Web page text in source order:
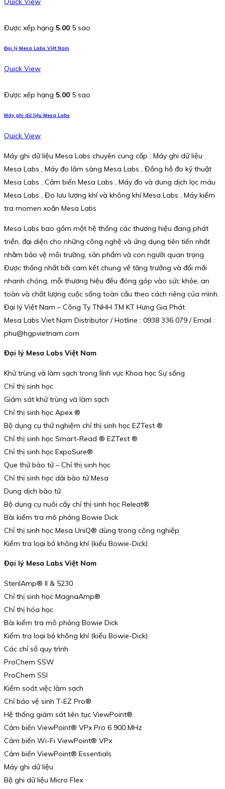
Được xếp hạng 5.00 5 sao
Đại lý Mesa Labs Việt Nam
Quick View
Được xếp hạng 5.00 5 sao
Máy ghi dữ liệu Mesa Labs
Quick View
Máy ghi dữ liệu Mesa Labs chuyên cung cấp : Máy ghi dữ liệu
Mesa Labs , Máy đo lâm sàng Mesa Labs , Đồng hồ đo kỹ thuật
Mesa Labs , Cảm biến Mesa Labs , Máy đo và dung dịch lọc máu
Mesa Labs , Đo lưu lượng khí và không khí Mesa Labs , Máy kiểm
tra momen xoắn Mesa Labs
Mesa Labs bao gồm một hệ thống các thương hiệu đang phát
triển, đại diện cho những công nghệ và ứng dụng tiên tiến nhất
nhằm bảo vệ môi trường, sản phẩm và con người quan trọng.
Được thống nhất bởi cam kết chung về tăng trưởng và đổi mới
nhanh chóng, mỗi thương hiệu đều đóng góp vào sức khỏe, an
toàn và chất lượng cuộc sống toàn cầu theo cách riêng của mình.
Đại lý Việt Nam – Công Ty TNHH TM KT Hưng Gia Phát
Mesa Labs Viet Nam Distributor / Hotline : 0938 336 079 / Email :
phu@hgpvietnam.com
Đại lý Mesa Labs Việt Nam
Khử trùng và làm sạch trong lĩnh vực Khoa học Sự sống
Chỉ thị sinh học
Giám sát khử trùng và làm sạch
Chỉ thị sinh học Apex ®
Bộ dụng cụ thử nghiệm chỉ thị sinh học EZTest ®
Chỉ thị sinh học Smart-Read ® EZTest ®
Chỉ thị sinh học ExpoSure®
Que thử bào tử – Chỉ thị sinh học
Chỉ thị sinh học dải bào tử Mesa
Dung dịch bào tử
Bộ dụng cụ nuôi cấy chỉ thị sinh học Releat®
Bài kiểm tra mô phỏng Bowie Dick
Chỉ thị sinh học Mesa UniQ® dùng trong công nghiệp
Kiểm tra loại bỏ không khí (kiểu Bowie-Dick)
Đại lý Mesa Labs Việt Nam
SterilAmp® II & 5230
Chỉ thị sinh học MagnaAmp®
Chỉ thị hóa học
Bài kiểm tra mô phỏng Bowie Dick
Kiểm tra loại bỏ không khí (kiểu Bowie-Dick)
Các chỉ số quy trình
ProChem SSW
ProChem SSI
Kiểm soát việc làm sạch
Chỉ báo vệ sinh T-EZ Pro®
Hệ thống giám sát liên tục ViewPoint®
Cảm biến ViewPoint® VPx Pro 6 900 MHz
Cảm biến Wi-Fi ViewPoint® VPx
Cảm biến ViewPoint® Essentials
Máy ghi dữ liệu
Bộ ghi dữ liệu Micro Flex